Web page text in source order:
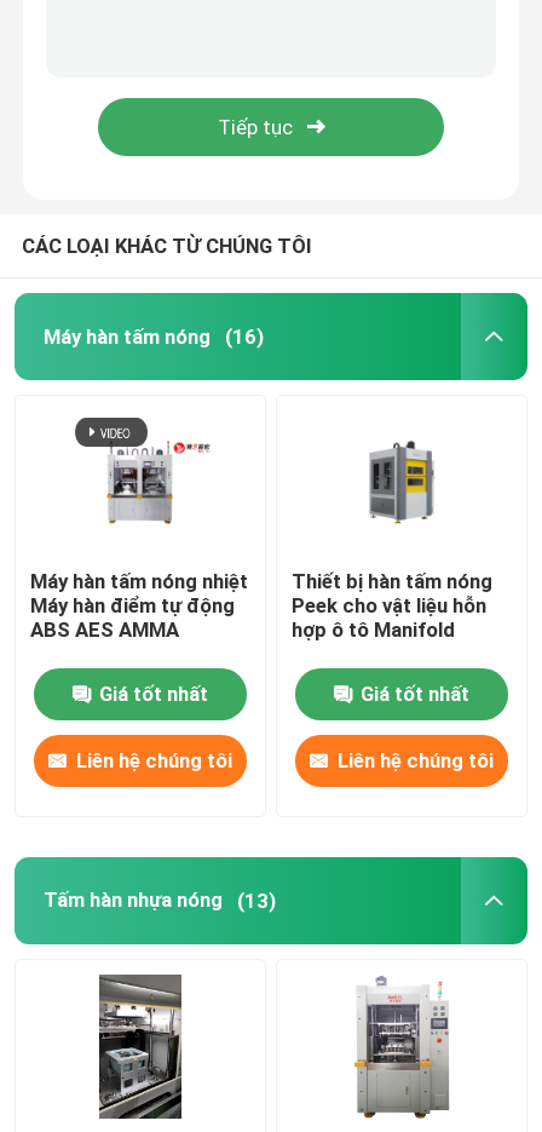
Máy hàn pallet nhựa
Máy hàn đinh tán nóng
hàn siêu âm ô tô
Máy hàn đục lỗ
máy ép nóng
Thiết bị hàn rô-bốt
Máy hàn ma sát quay
đồ gá và đồ đạc
Máy hàn tự động Máy hàn bội thu ô tô
CÁC LOẠI KHÁC TỪ CHÚNG TÔI
Máy hàn tấm nóng (16)
Máy hàn tấm nóng nhiệt
Máy hàn điểm tự động
ABS AES AMMA
Giá tốt nhất
Liên hệ chúng tôi
Thiết bị hàn tấm nóng
Peek cho vật liệu hỗn
hợp ô tô Manifold
Giá tốt nhất
Liên hệ chúng tôi
Tấm hàn nhựa nóng (13)